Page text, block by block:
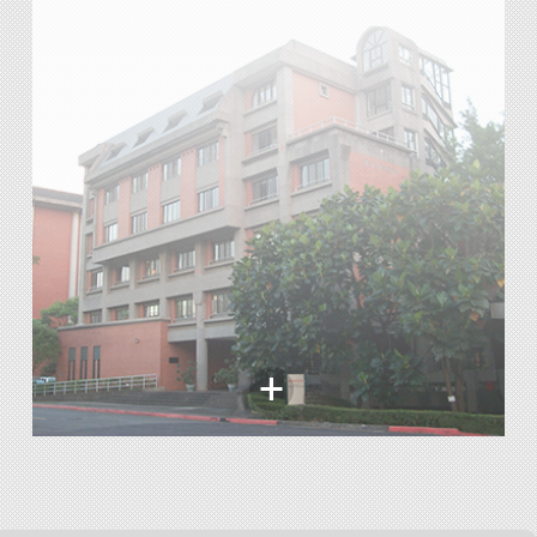
中美關係專題研究：2012-2016
性別、